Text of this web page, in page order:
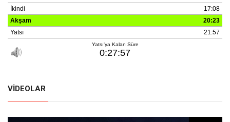
VIDEOLAR